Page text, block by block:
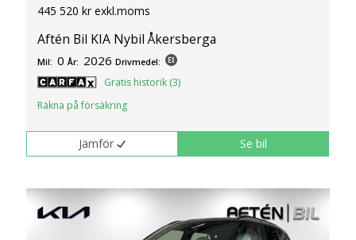
445 520 kr exkl.moms
Aftén Bil KIA Nybil Åkersberga
Mil: 0 År: 2026 Drivmedel:
Gratis historik (3)
Räkna på försäkring
Jämför Se bil